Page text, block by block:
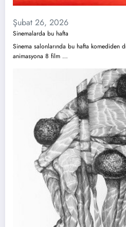
Şubat 26, 2026
Sinemalarda bu hafta
Sinema salonlarında bu hafta komediden
animasyona 8 film …